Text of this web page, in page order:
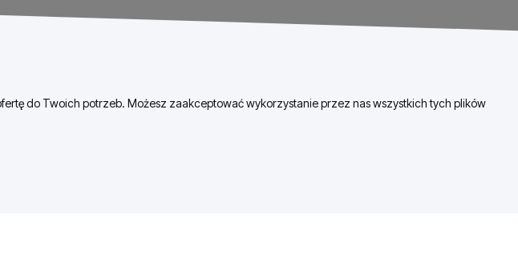
do Twoich potrzeb. Możesz zaakceptować wykorzystanie przez nas wszystkich tych plików